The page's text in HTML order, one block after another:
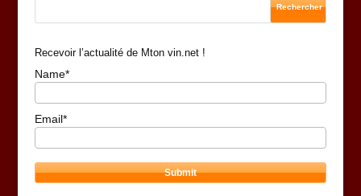
Recevoir l’actualité de Mton vin.net !
Name*
Email*